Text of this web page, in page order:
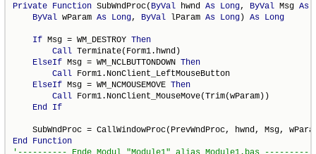
Private Function SubWndProc( ByVal hwnd As Long, ByVal Msg As
ByVal wParam As Long, ByVal lParam As Long) As Long
If Msg = WM_DESTROY Then
Call Terminate(Form1.hwnd)
ElseIf Msg = WM_NCLBUTTONDOWN Then
Call Form1.NonClient_LeftMouseButton
ElseIf Msg = WM_NCMOUSEMOVE Then
Call Form1.NonClient_MouseMove(Trim(wParam))
End
If
End
Function